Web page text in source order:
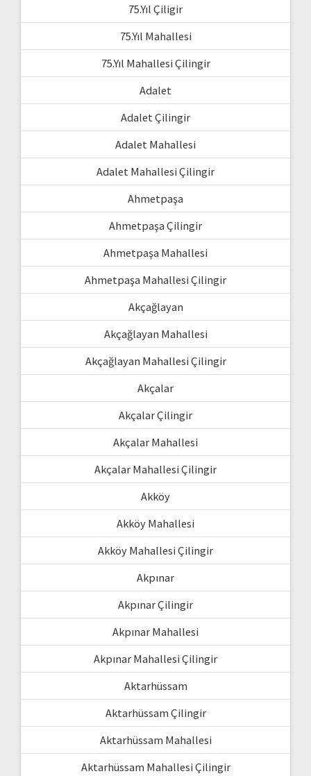
75.Yıl Çiligir
75.Yıl Mahallesi
75.Yıl Mahallesi Çilingir
Adalet
Adalet Çilingir
Adalet Mahallesi
Adalet Mahallesi Çilingir
Ahmetpaşa
Ahmetpaşa Çilingir
Ahmetpaşa Mahallesi
Ahmetpaşa Mahallesi Çilingir
Akçağlayan
Akçağlayan Mahallesi
Akçağlayan Mahallesi Çilingir
Akçalar
Akçalar Çilingir
Akçalar Mahallesi
Akçalar Mahallesi Çilingir
Akköy
Akköy Mahallesi
Akköy Mahallesi Çilingir
Akpınar
Akpınar Çilingir
Akpınar Mahallesi
Akpınar Mahallesi Çilingir
Aktarhüssam
Aktarhüssam Çilingir
Aktarhüssam Mahallesi
Aktarhüssam Mahallesi Çilingir